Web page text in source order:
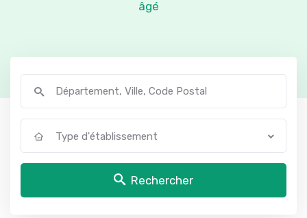
âgé
Type d'établissement
Rechercher